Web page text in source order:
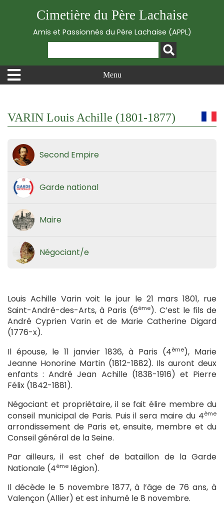
Cimetière du Père Lachaise
Amis et Passionnés du Père Lachaise (APPL)
Menu
VARIN Louis Achille (1801-1877)
Second Empire
Garde national
Maire
Négociant/e
Louis Achille Varin voit le jour le 21 mars 1801, rue
Saint-André-des-Arts, à Paris (6ème). C’est le fils de
André Cyprien Varin et de Marie Catherine Digard
(1776-x).
Il épouse, le 11 janvier 1836, à Paris (4ème), Marie
Jeanne Honorine Martin (1812-1882). Ils auront deux
enfants : André Jean Achille (1838-1916) et Pierre
Félix (1842-1881).
Négociant et propriétaire, il se fait élire membre du
conseil municipal de Paris. Puis il sera maire du 4ème
arrondissement de Paris et, ensuite, membre et du
Conseil général de la Seine.
Par ailleurs, il est chef de bataillon de la Garde
Nationale (4ème légion).
Il décède le 5 novembre 1877, à l’âge de 76 ans, à
Valençon (Allier) et est inhumé le 8 novembre.